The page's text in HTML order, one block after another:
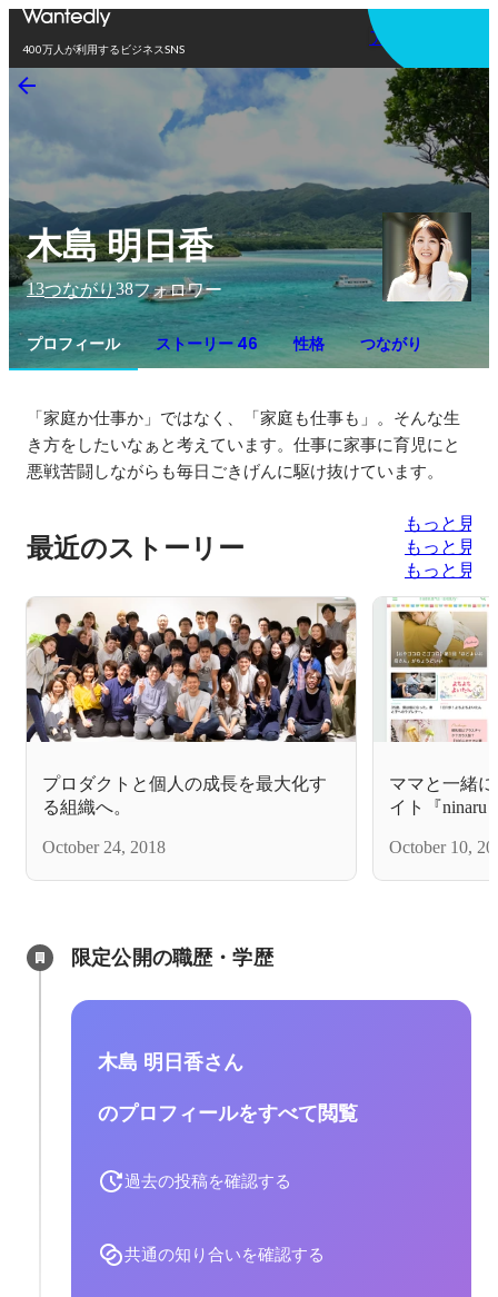
400万人が利用するビジネスSNS
アプリを使う
木島 明日香
13つながり38フォロワー
プロフィール ストーリー 46 性格 つながり
「家庭か仕事か」ではなく、「家庭も仕事も」。そんな生
き方をしたいなぁと考えています。仕事に家事に育児にと
悪戦苦闘しながらも毎日ごきげんに駆け抜けています。
最近のストーリー
もっと見る
もっと見る
もっと見る
プロダクトと個人の成長を最大化す
る組織へ。
October 24, 2018
ママと一緒
イト『ninaru
たちの「支
します～
October 10,
限定公開の職歴・学歴
木島 明日香さん
のプロフィールをすべて閲覧
過去の投稿を確認する
共通の知り合いを確認する